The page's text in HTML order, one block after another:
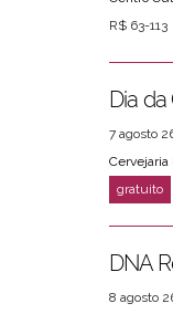
R$ 63-113
Dia
7 agosto
DNA
8 agosto